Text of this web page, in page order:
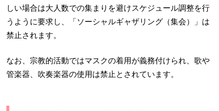
しい場合は大人数での集まりを避けスケジュール調整を行
うように要求し、「ソーシャルギャザリング（集会）」は
禁止されます。
なお、宗教的活動ではマスクの着用が義務付けられ、歌や
管楽器、吹奏楽器の使用は禁止とされています。